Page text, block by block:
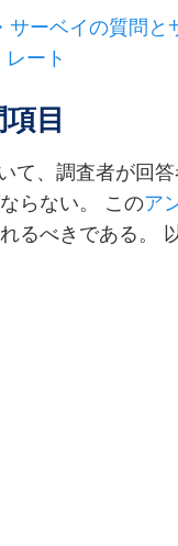
サーベイの質問
レート
目
て、調査者が回
らない。 このア
れるべきである。